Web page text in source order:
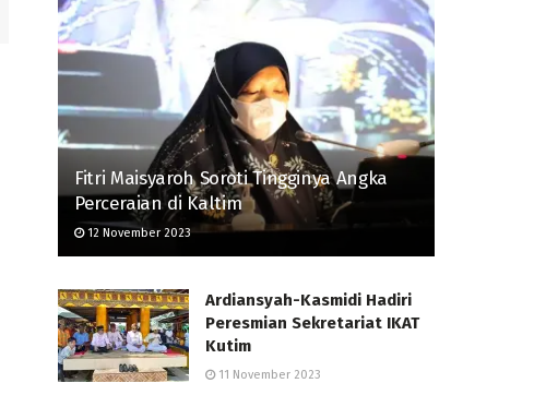
Fitri Maisyaroh Soroti Tingginya Angka
Perceraian di Kaltim
12 November 2023
Ardiansyah-Kasmidi Hadiri
Peresmian Sekretariat IKAT
Kutim
11 November 2023